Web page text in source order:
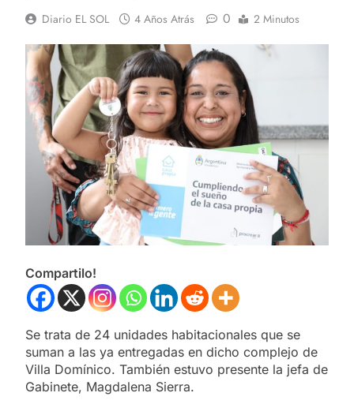
Diario EL SOL 4 Años Atrás 0 2 Minutos
Compartilo!
Se trata de 24 unidades habitacionales que se
suman a las ya entregadas en dicho complejo de
Villa Domínico. También estuvo presente la jefa de
Gabinete, Magdalena Sierra.